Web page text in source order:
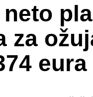
za
eura